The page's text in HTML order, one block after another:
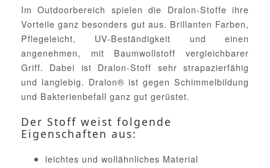
Im Outdoorbereich spielen die Dralon-Stoffe ihre
Vorteile ganz besonders gut aus. Brillanten Farben,
Pflegeleicht, UV-Beständigkeit und einen
angenehmen, mit Baumwollstoff vergleichbarer
Griff. Dabei ist Dralon-Stoff sehr strapazierfähig
und langlebig. Dralon® ist gegen Schimmelbildung
und Bakterienbefall ganz gut gerüstet.
Der Stoff weist folgende
Eigenschaften aus:
leichtes und wollähnliches Material